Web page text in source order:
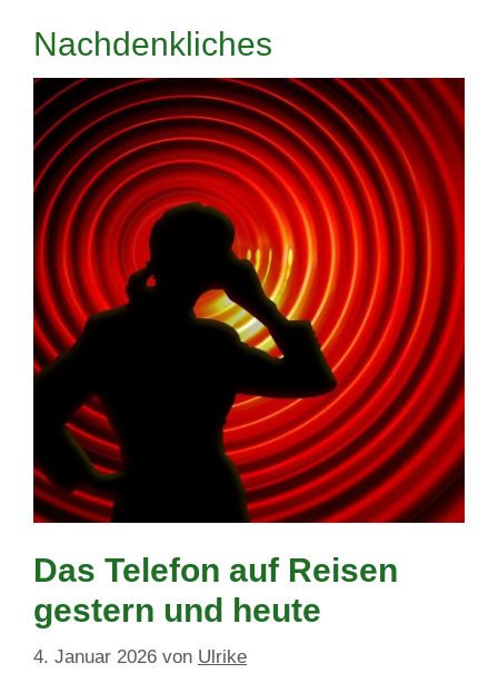
Nachdenkliches
Das Telefon auf Reisen
gestern und heute
4. Januar 2026 von Ulrike